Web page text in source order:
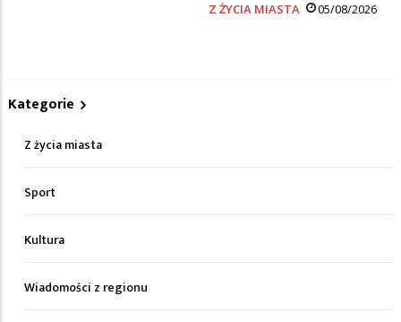
Z ŻYCIA MIASTA 05/08/2026
Kategorie
Z życia miasta
Sport
Kultura
Wiadomości z regionu